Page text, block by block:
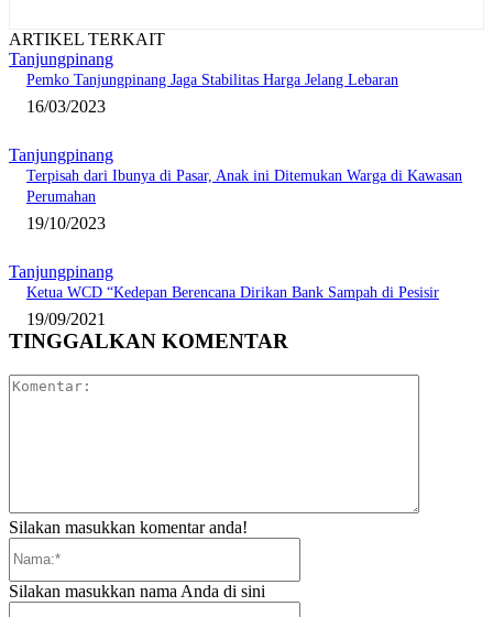
ARTIKEL TERKAIT
Tanjungpinang
Pemko Tanjungpinang Jaga Stabilitas Harga Jelang Lebaran
16/03/2023
Tanjungpinang
Terpisah dari Ibunya di Pasar, Anak ini Ditemukan Warga di Kawasan
Perumahan
19/10/2023
Tanjungpinang
Ketua WCD “Kedepan Berencana Dirikan Bank Sampah di Pesisir
19/09/2021
TINGGALKAN KOMENTAR
Silakan masukkan komentar anda!
Silakan masukkan nama Anda di sini